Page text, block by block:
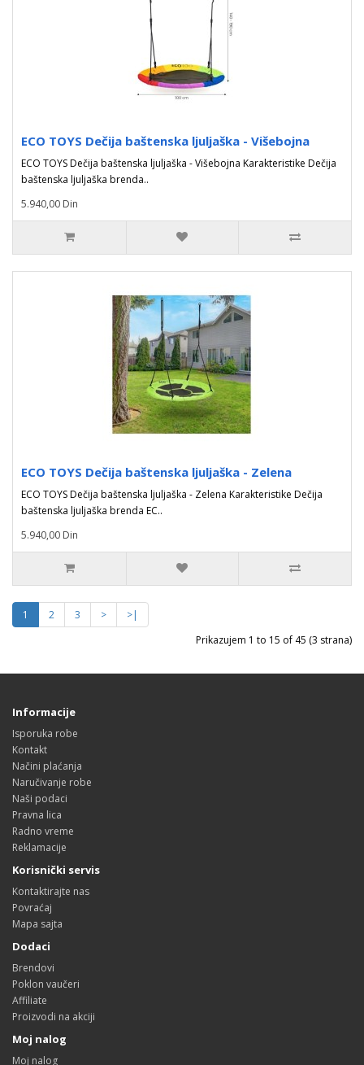
ECO TOYS Dečija baštenska ljuljaška - Višebojna
ECO TOYS Dečija baštenska ljuljaška - Višebojna Karakteristike Dečija
baštenska ljuljaška brenda..
5.940,00 Din
ECO TOYS Dečija baštenska ljuljaška - Zelena
ECO TOYS Dečija baštenska ljuljaška - Zelena Karakteristike Dečija
baštenska ljuljaška brenda EC..
5.940,00 Din
1 2 3 >
>|
Prikazujem 1 to 15 of 45 (3 strana)
Informacije
Isporuka robe
Kontakt
Načini plaćanja
Naručivanje robe
Naši podaci
Pravna lica
Radno vreme
Reklamacije
Korisnički servis
Kontaktirajte nas
Povraćaj
Mapa sajta
Dodaci
Brendovi
Poklon vaučeri
Affiliate
Proizvodi na akciji
Moj nalog
Moj nalog